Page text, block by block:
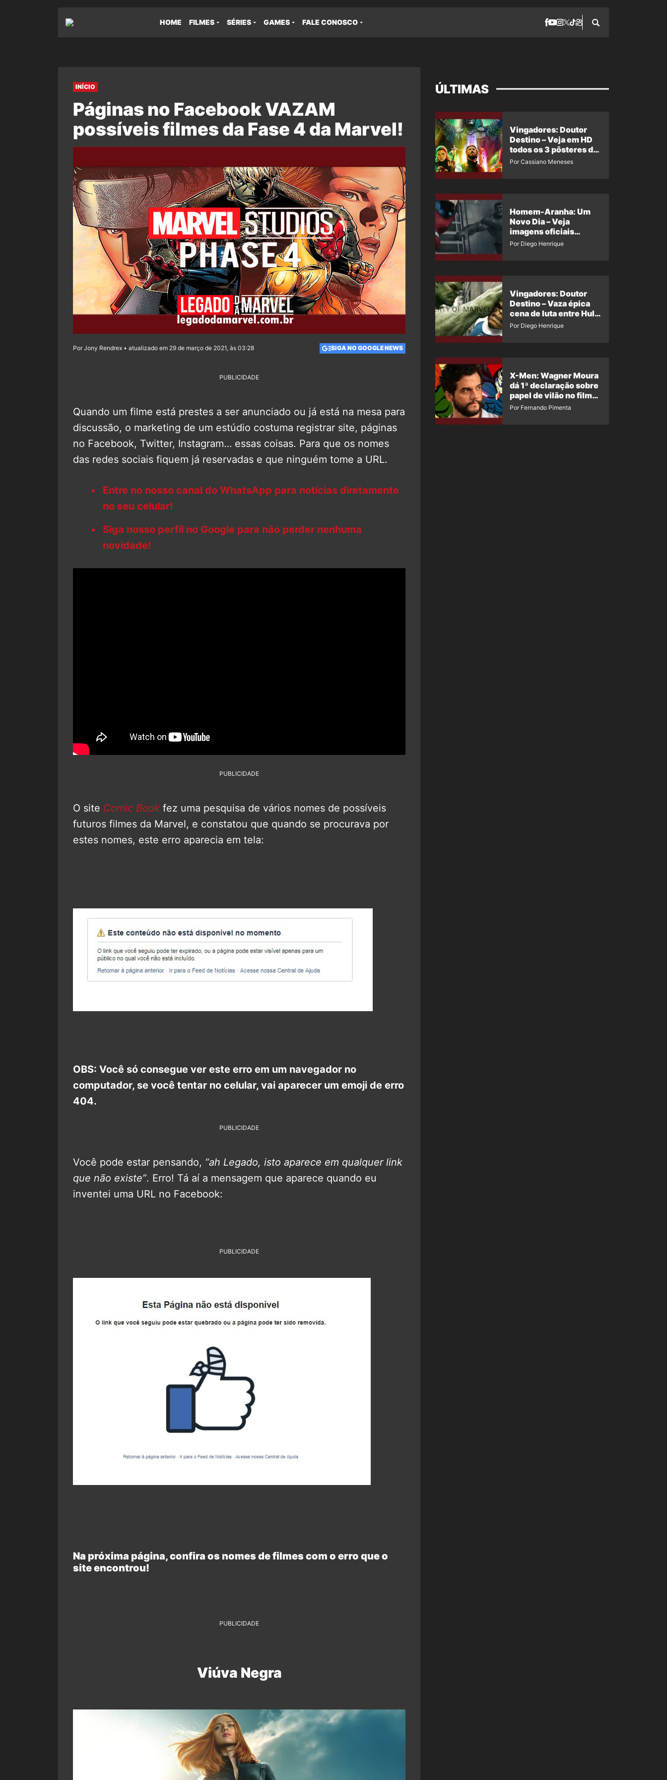
HOME FILMES SÉRIES GAMES FALE CONOSCO
INÍCIO
Páginas no Facebook VAZAM
possíveis filmes da Fase 4 da Marvel!
Por Jony Rendrex • atualizado em 29 de março de 2021, às 03:28 SIGA NO GOOGLE NEWS
PUBLICIDADE
Quando um filme está prestes a ser anunciado ou já está na mesa para
discussão, o marketing de um estúdio costuma registrar site, páginas
no Facebook, Twitter, Instagram… essas coisas. Para que os nomes
das redes sociais fiquem já reservadas e que ninguém tome a URL.
Entre no nosso canal do WhatsApp para notícias diretamente
no seu celular!
Siga nosso perfil no Google para não perder nenhuma
novidade!
PUBLICIDADE
O site Comic Book fez uma pesquisa de vários nomes de possíveis
futuros filmes da Marvel, e constatou que quando se procurava por
estes nomes, este erro aparecia em tela:
OBS: Você só consegue ver este erro em um navegador no
computador, se você tentar no celular, vai aparecer um emoji de erro
404.
PUBLICIDADE
Você pode estar pensando, “ah Legado, isto aparece em qualquer link
que não existe”. Erro! Tá aí a mensagem que aparece quando eu
inventei uma URL no Facebook:
PUBLICIDADE
Na próxima página, confira os nomes de filmes com o erro que o
site encontrou!
PUBLICIDADE
Viúva Negra
ÚLTIMAS
Vingadores: Doutor
Destino – Veja em HD
todos os 3 pôsteres de
‘Doomsday’ + 1 imagem
Por Cassiano Meneses
Homem-Aranha: Um
Novo Dia – Veja
imagens oficiais
descartadas do Hulk
Por Diego Henrique
Vingadores: Doutor
Destino – Vaza épica
cena de luta entre Hulk
e o Coisa
Por Diego Henrique
X-Men: Wagner Moura
dá 1ª declaração sobre
papel de vilão no filme
da Marvel
Por Fernando Pimenta